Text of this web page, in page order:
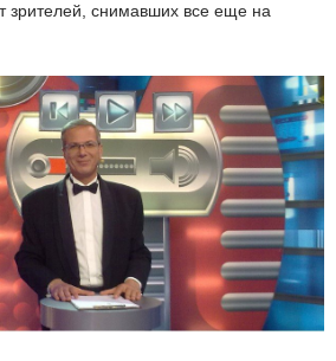
зрителей, снимавших все еще на